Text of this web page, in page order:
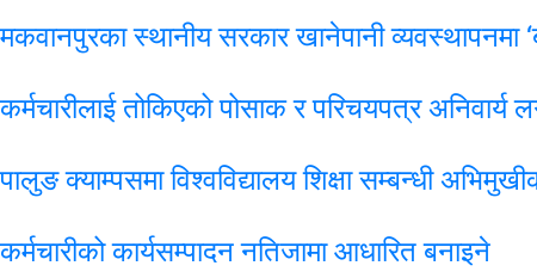
मकवानपुरका स्थानीय सरकार खानेपानी व्यवस्थापनमा
कर्मचारीलाई तोकिएको पोसाक र परिचयपत्र अनिवार्य
पालुङ क्याम्पसमा विश्वविद्यालय शिक्षा सम्बन्धी
कर्मचारीको कार्यसम्पादन नतिजामा आधारित बनाइने